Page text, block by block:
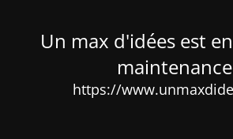
Un max d'idées est
https://